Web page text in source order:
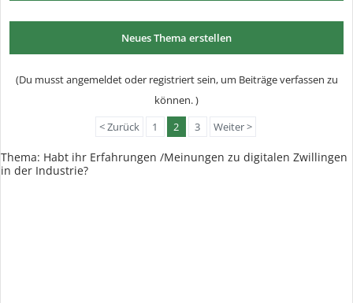
Neues Thema erstellen
(Du musst angemeldet oder registriert sein, um Beiträge verfassen zu
können. )
< Zurück
1 2 3 Weiter >
Thema: Habt ihr Erfahrungen /Meinungen zu digitalen Zwillingen
in der Industrie?